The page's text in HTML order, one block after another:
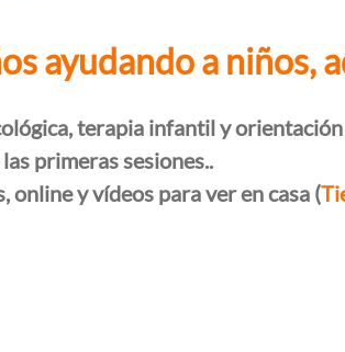
ayudando a niños,
terapia infantil y
primeras sesiones..
online y vídeos para ver en casa (